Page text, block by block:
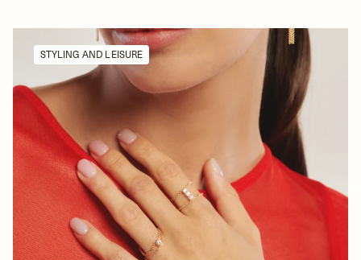
STYLING AND LEISURE